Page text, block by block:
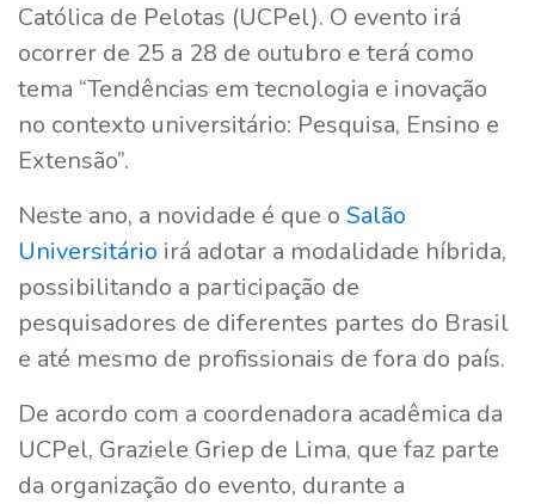
Católica de Pelotas (UCPel). O evento irá
ocorrer de 25 a 28 de outubro e terá como
tema “Tendências em tecnologia e inovação
no contexto universitário: Pesquisa, Ensino e
Extensão”.
Neste ano, a novidade é que o Salão
Universitário irá adotar a modalidade híbrida,
possibilitando a participação de
pesquisadores de diferentes partes do Brasil
e até mesmo de profissionais de fora do país.
De acordo com a coordenadora acadêmica da
UCPel, Graziele Griep de Lima, que faz parte
da organização do evento, durante a